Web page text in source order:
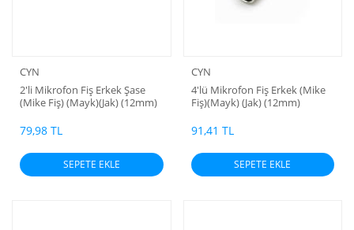
CYN
2'li Mikrofon Fiş Erkek Şase
(Mike Fiş) (Mayk)(Jak) (12mm)
79,98 TL
SEPETE EKLE
CYN
4'lü Mikrofon Fiş Erkek (Mike
Fiş)(Mayk) (Jak) (12mm)
91,41 TL
SEPETE EKLE